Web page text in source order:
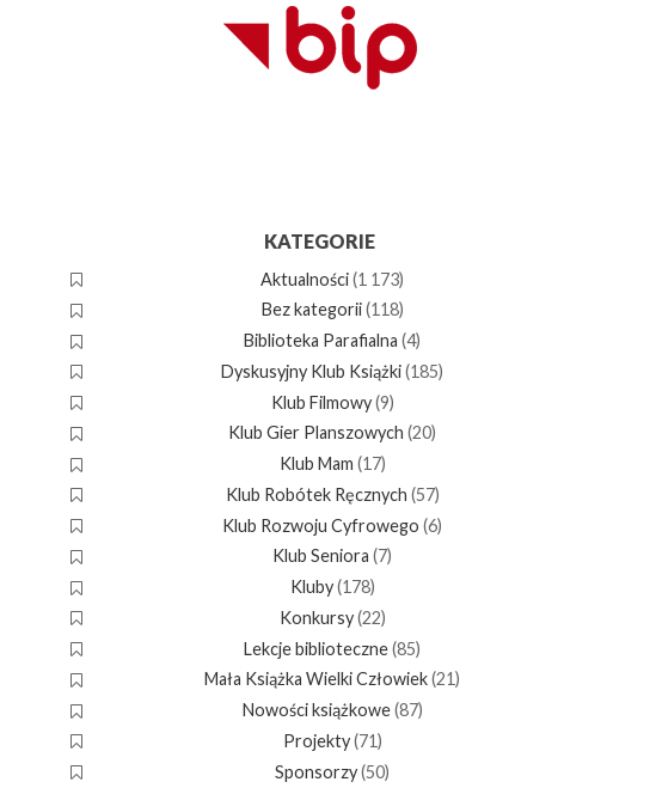
KATEGORIE
Aktualności(1 173)
Bez kategorii(118)
Biblioteka Parafialna (4)
Dyskusyjny Klub Książki(185)
Klub Filmowy(9)
Klub Gier Planszowych (20)
Klub Mam (17)
Klub Robótek Ręcznych (57)
Klub Rozwoju Cyfrowego (6)
Klub Seniora (7)
Kluby(178)
Konkursy(22)
Lekcje biblioteczne(85)
Mała Książka Wielki Człowiek(21)
Nowości książkowe(87)
Projekty(71)
Sponsorzy(50)